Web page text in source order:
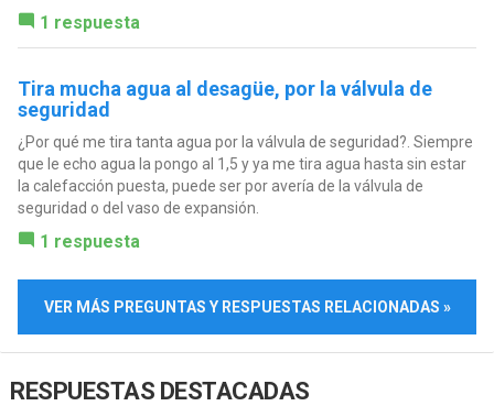
1 respuesta
Tira mucha agua al desagüe, por la válvula de
seguridad
¿Por qué me tira tanta agua por la válvula de seguridad?. Siempre
que le echo agua la pongo al 1,5 y ya me tira agua hasta sin estar
la calefacción puesta, puede ser por avería de la válvula de
seguridad o del vaso de expansión.
1 respuesta
VER MÁS PREGUNTAS Y RESPUESTAS RELACIONADAS »
RESPUESTAS DESTACADAS